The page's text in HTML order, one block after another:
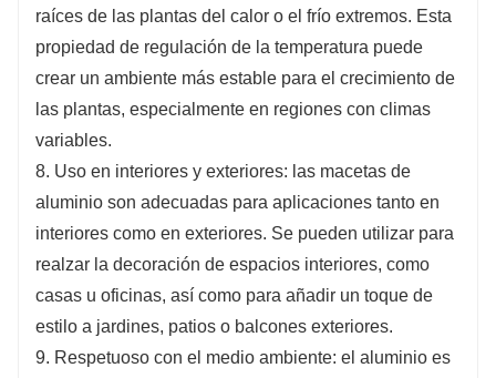
raíces de las plantas del calor o el frío extremos. Esta
propiedad de regulación de la temperatura puede
crear un ambiente más estable para el crecimiento de
las plantas, especialmente en regiones con climas
variables.
8. Uso en interiores y exteriores: las macetas de
aluminio son adecuadas para aplicaciones tanto en
interiores como en exteriores. Se pueden utilizar para
realzar la decoración de espacios interiores, como
casas u oficinas, así como para añadir un toque de
estilo a jardines, patios o balcones exteriores.
9. Respetuoso con el medio ambiente: el aluminio es